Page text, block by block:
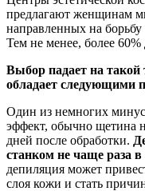
предлагают женщинам
направленных на борьбу
Тем не менее, более
Выбор падает на такой
обладает следующими
Один из немногих
эффект, обычно щетина
дней после обработки.
станком не чаще раза в
депиляция может
слоя кожи и стать